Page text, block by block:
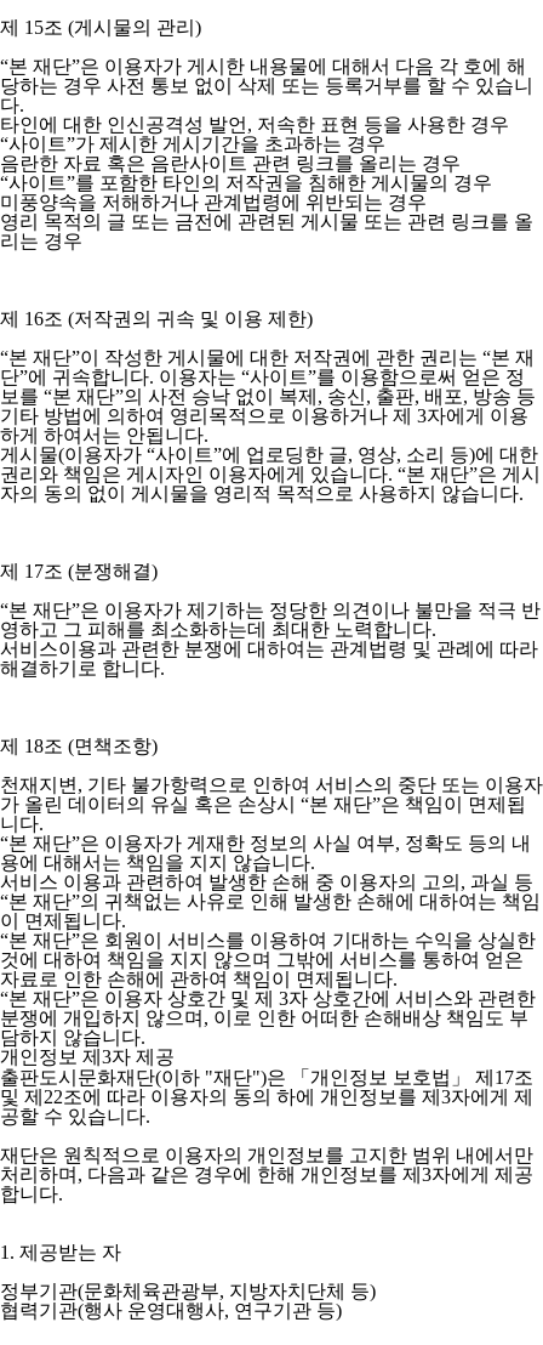
제 15조 (게시물의 관리)
“본 재단”은 이용자가 게시한 내용물에 대해서 다음 각 호에 해
당하는 경우 사전 통보 없이 삭제 또는 등록거부를 할 수 있습니
다.
타인에 대한 인신공격성 발언, 저속한 표현 등을 사용한 경우
“사이트”가 제시한 게시기간을 초과하는 경우
음란한 자료 혹은 음란사이트 관련 링크를 올리는 경우
“사이트”를 포함한 타인의 저작권을 침해한 게시물의 경우
미풍양속을 저해하거나 관계법령에 위반되는 경우
영리 목적의 글 또는 금전에 관련된 게시물 또는 관련 링크를 올
리는 경우
제 16조 (저작권의 귀속 및 이용 제한)
“본 재단”이 작성한 게시물에 대한 저작권에 관한 권리는 “본 재
단”에 귀속합니다. 이용자는 “사이트”를 이용함으로써 얻은 정
보를 “본 재단”의 사전 승낙 없이 복제, 송신, 출판, 배포, 방송 등
기타 방법에 의하여 영리목적으로 이용하거나 제 3자에게 이용
하게 하여서는 안됩니다.
게시물(이용자가 “사이트”에 업로딩한 글, 영상, 소리 등)에 대한
권리와 책임은 게시자인 이용자에게 있습니다. “본 재단”은 게시
자의 동의 없이 게시물을 영리적 목적으로 사용하지 않습니다.
제 17조 (분쟁해결)
“본 재단”은 이용자가 제기하는 정당한 의견이나 불만을 적극 반
영하고 그 피해를 최소화하는데 최대한 노력합니다.
서비스이용과 관련한 분쟁에 대하여는 관계법령 및 관례에 따라
해결하기로 합니다.
제 18조 (면책조항)
천재지변, 기타 불가항력으로 인하여 서비스의 중단 또는 이용자
가 올린 데이터의 유실 혹은 손상시 “본 재단”은 책임이 면제됩
니다.
“본 재단”은 이용자가 게재한 정보의 사실 여부, 정확도 등의 내
용에 대해서는 책임을 지지 않습니다.
서비스 이용과 관련하여 발생한 손해 중 이용자의 고의, 과실 등
“본 재단”의 귀책없는 사유로 인해 발생한 손해에 대하여는 책임
이 면제됩니다.
“본 재단”은 회원이 서비스를 이용하여 기대하는 수익을 상실한
것에 대하여 책임을 지지 않으며 그밖에 서비스를 통하여 얻은
자료로 인한 손해에 관하여 책임이 면제됩니다.
“본 재단”은 이용자 상호간 및 제 3자 상호간에 서비스와 관련한
분쟁에 개입하지 않으며, 이로 인한 어떠한 손해배상 책임도 부
담하지 않습니다.
개인정보 제3자 제공
출판도시문화재단(이하 "재단")은 「개인정보 보호법」 제17조
및 제22조에 따라 이용자의 동의 하에 개인정보를 제3자에게 제
공할 수 있습니다.
재단은 원칙적으로 이용자의 개인정보를 고지한 범위 내에서만
처리하며, 다음과 같은 경우에 한해 개인정보를 제3자에게 제공
합니다.
1. 제공받는 자
정부기관(문화체육관광부, 지방자치단체 등)
협력기관(행사 운영대행사, 연구기관 등)